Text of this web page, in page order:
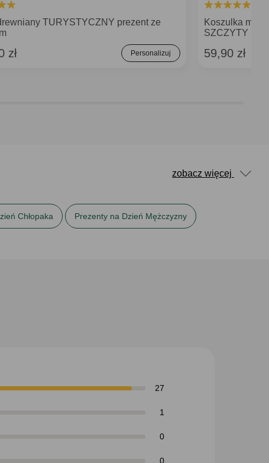
TURYSTYCZNY prezent ze
zł Personalizuj
Koszulka
SZCZYTY
59,90 zł
zobacz więcej
Chłopaka Prezenty na Dzień Mężczyzny
27
1
0
0